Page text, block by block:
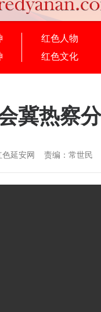
红色人物
红色文化
冀热察
延安网 责编：常世民